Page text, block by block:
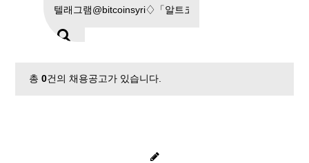
총0건의 채용공고가 있습니다.